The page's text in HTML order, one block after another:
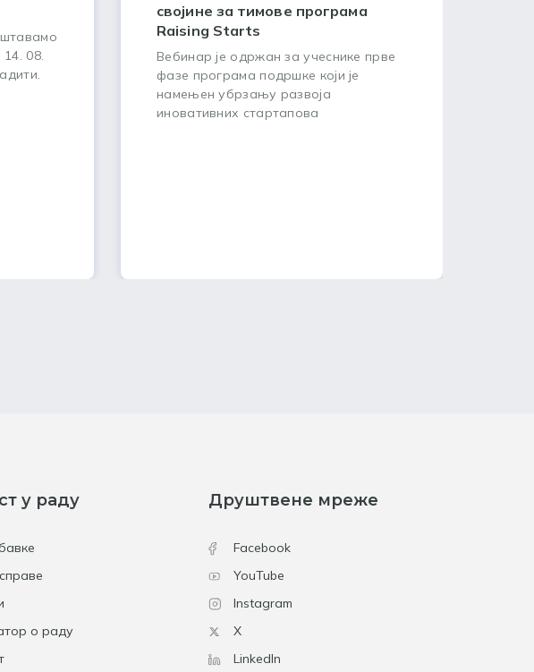
08.
својине за тимове програма
Raising Starts
Вебинар је одржан за учеснике прве
фазе програма подршке који је
намењен убрзању развоја
иновативних стартапова
у раду
о раду
Друштвене мреже
Facebook
YouTube
Instagram
X
LinkedIn